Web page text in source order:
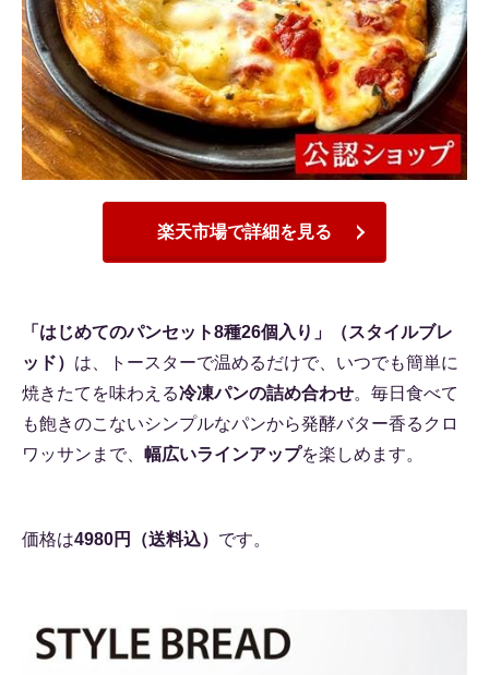
楽天市場で詳細を見る
「はじめてのパンセット8種26個入り」（スタイルブレ
ッド） は、トースターで温めるだけで、いつでも簡単に
焼きたてを味わえる冷凍パンの詰め合わせ。毎日食べて
も飽きのこないシンプルなパンから発酵バター香るクロ
ワッサンまで、 幅広いラインアップを楽しめます。
価格は4980円（送料込） です。